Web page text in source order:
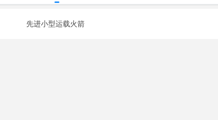
先进小型运载火箭